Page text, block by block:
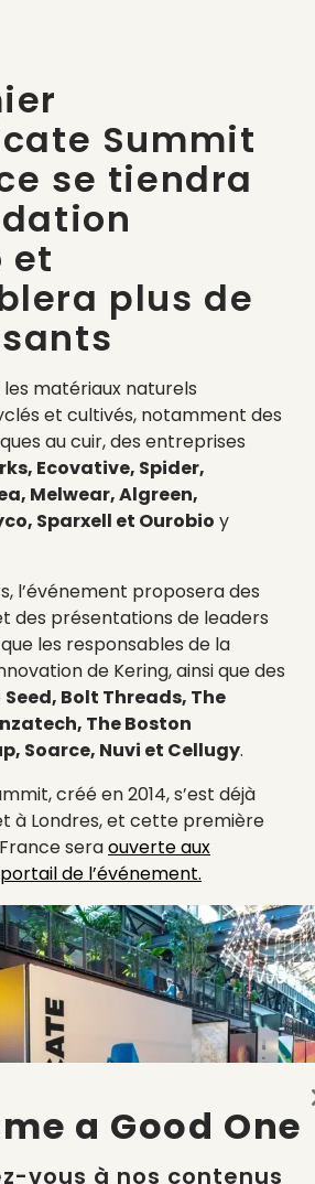
Summit
se tiendra
et
plus de
les matériaux naturels
et cultivés, notamment des
au cuir, des entreprises
Ecovative, Spider,
Melwear, Algreen,
Sparxell et Ourobio y
l’événement proposera des
des présentations de leaders
les responsables de la
de Kering, ainsi que des
Seed, Bolt Threads, The
The Boston
Soarce, Nuvi et Cellugy.
créé en 2014, s’est déjà
à Londres, et cette première
seraouverte aux
de l’événement.
a Good One
vous à nos contenus